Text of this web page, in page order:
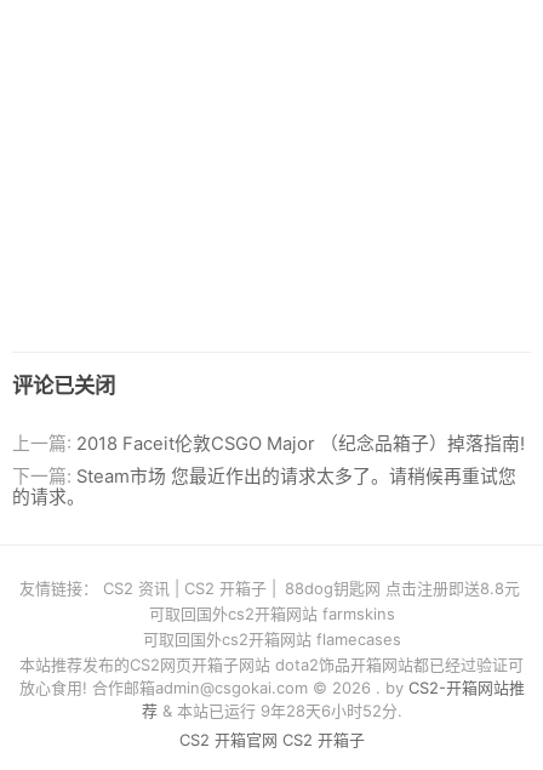
评论已关闭
上一篇: 2018 Faceit伦敦CSGO Major （纪念品箱子）掉落指南!
下一篇: Steam市场 您最近作出的请求太多了。请稍候再重试您
的请求。
友情链接： CS2 资讯 CS2 开箱子
88dog钥匙网 点击注册即送8.8元
可取回国外cs2开箱网站 farmskins
可取回国外cs2开箱网站 flamecases
本站推荐发布的CS2网页开箱子网站 dota2饰品开箱网站都已经过验证可
放心食用! 合作邮箱admin@csgokai.com© 2026 . by CS2-开箱网站推
荐& 本站已运行 9年28天6小时52分.
CS2 开箱官网 CS2 开箱子